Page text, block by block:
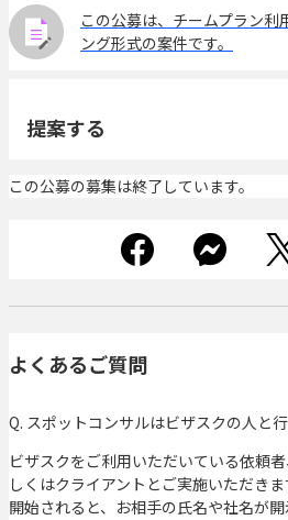
この公募は、チームプラン
ング形式の案件です。
提案する
この公募の募集は終了しています。
よくあるご質問
Q. スポットコンサルはビザスクの人と
ビザスクをご利用いただいている依頼
しくはクライアントとご実施いただき
開始されると、お相手の氏名や社名が開